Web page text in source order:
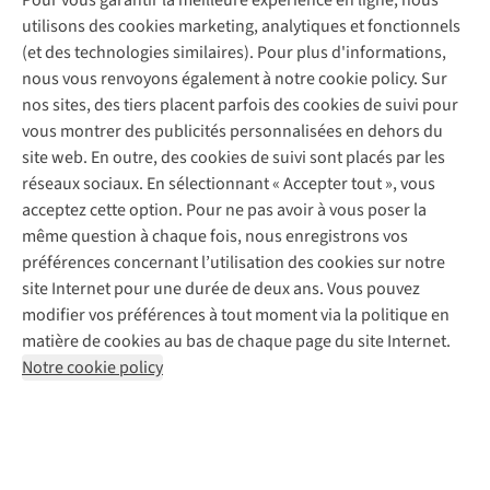
utilisons des cookies marketing, analytiques et fonctionnels
(et des technologies similaires). Pour plus d'informations,
nous vous renvoyons également à notre cookie policy. Sur
nos sites, des tiers placent parfois des cookies de suivi pour
vous montrer des publicités personnalisées en dehors du
site web. En outre, des cookies de suivi sont placés par les
réseaux sociaux. En sélectionnant « Accepter tout », vous
acceptez cette option. Pour ne pas avoir à vous poser la
même question à chaque fois, nous enregistrons vos
préférences concernant l’utilisation des cookies sur notre
site Internet pour une durée de deux ans. Vous pouvez
modifier vos préférences à tout moment via la politique en
matière de cookies au bas de chaque page du site Internet.
Notre cookie policy
Garantie
Contactez-nous
À propos d’A.S.Adventure
Déclaration d'accessibilité
Entretien de ski
Service de lavage
Entretien de chaussures
Réparation de chaussures
Réparation de vêtements
Retouches
Pour les entreprises
A.S.Magazine
Explore Camp
Expertise & conseils
Abonnez-vous à la newsletter
Suivez-nous
Mentions légales
Politique de confidentialité
Conditions générales
Cookie Policy